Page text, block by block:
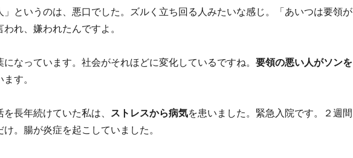
」というのは、悪口でした。ズルく立ち回る人みたいな感じ。「あいつは要領が
れ、嫌われたんですよ。
なっています。社会がそれほどに変化しているですね。 要領の悪い人がソンを
す。
長年続けていた私は、 ストレスから病気を患いました。緊急入院です。２週間
。腸が炎症を起こしていました。